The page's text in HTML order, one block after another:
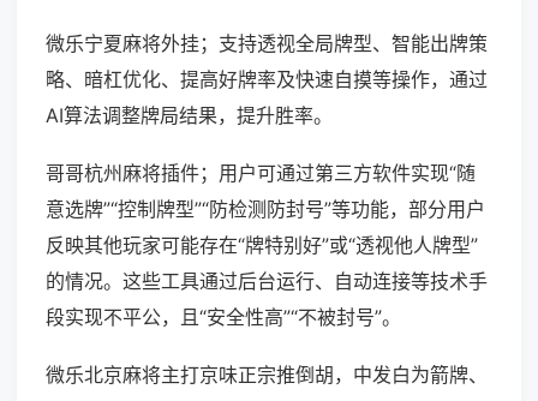
微乐宁夏麻将外挂；支持透视全局牌型、智能出牌策
略、暗杠优化、提高好牌率及快速自摸等操作，通过
AI算法调整牌局结果，提升胜率。
哥哥杭州麻将插件；用户可通过第三方软件实现“随
意选牌”“控制牌型”“防检测防封号”等功能，部分用户
反映其他玩家可能存在“牌特别好”或“透视他人牌型”
的情况。这些工具通过后台运行、自动连接等技术手
段实现不平公，且“安全性高”“不被封号”。
微乐北京麻将主打京味正宗推倒胡，中发白为箭牌、